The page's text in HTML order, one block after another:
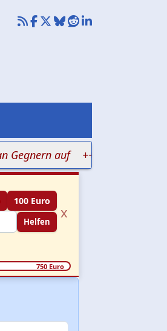
auf +++ Judenhass in
100 Euro
Helfen
x
750 Euro